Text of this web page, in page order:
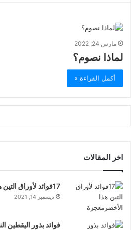
مارس 24, 2022
لماذا نصوم؟
أكمل القراءة »
اخر المقالات
17فوائد لأوراق التين هذا الأخضر معجزة
ديسمبر 14, 2021
فوائد بذور اليقطين